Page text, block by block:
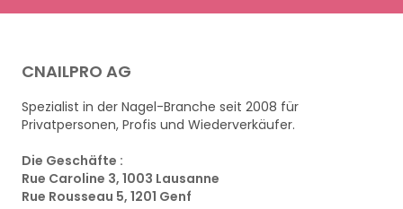
CNAILPRO AG
Spezialist in der Nagel-Branche seit 2008 für
Privatpersonen, Profis und Wiederverkäufer.
Die Geschäfte :
Rue Caroline 3, 1003 Lausanne
Rue Rousseau 5, 1201 Genf